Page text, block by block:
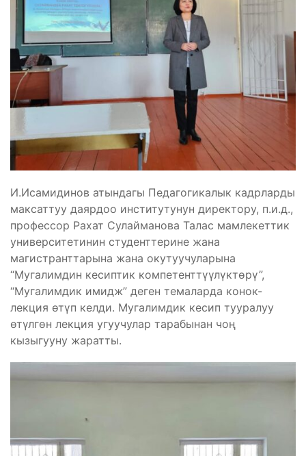
И.Исамидинов атындагы Педагогикалык кадрларды
максаттуу даярдоо институтунун директору, п.и.д.,
профессор Рахат Сулайманова Талас мамлекеттик
университетинин студенттерине жана
магистранттарына жана окутуучуларына
“Мугалимдин кесиптик компетенттүүлүктөрү”,
“Мугалимдик имидж” деген темаларда конок-
лекция өтүп келди. Мугалимдик кесип тууралуу
өтүлгөн лекция угуучулар тарабынан чоң
кызыгууну жаратты.